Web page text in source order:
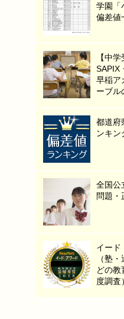
学園「
偏差値
【中
SAPIX
早稲ア
ーブル
都道府
ンキン
全国公
問題・
イード
（塾
どの教
度調査）